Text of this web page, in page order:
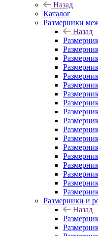
Назад
Каталог
Размерники
Назад
Размерники и
Назад